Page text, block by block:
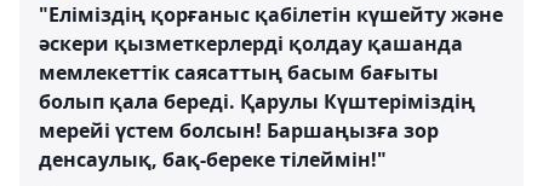
"Еліміздің қорғаныс қабілетін күшейту және
әскери қызметкерлерді қолдау қашанда
мемлекеттік саясаттың басым бағыты
болып қала береді. Қарулы Күштеріміздің
мерейі үстем болсын! Баршаңызға зор
денсаулық, бақ-береке тілеймін!"